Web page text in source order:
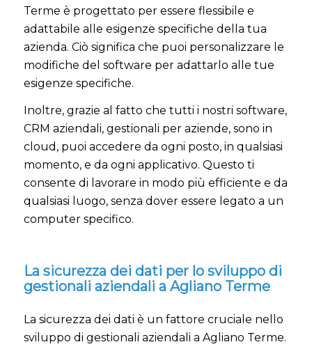
Terme è progettato per essere flessibile e
adattabile alle esigenze specifiche della tua
azienda. Ciò significa che puoi personalizzare le
modifiche del software per adattarlo alle tue
esigenze specifiche.
Inoltre, grazie al fatto che tutti i nostri software,
CRM aziendali, gestionali per aziende, sono in
cloud, puoi accedere da ogni posto, in qualsiasi
momento, e da ogni applicativo. Questo ti
consente di lavorare in modo più efficiente e da
qualsiasi luogo, senza dover essere legato a un
computer specifico.
La sicurezza dei dati per lo sviluppo di
gestionali aziendali a Agliano Terme
La sicurezza dei dati è un fattore cruciale nello
sviluppo di gestionali aziendali a Agliano Terme.